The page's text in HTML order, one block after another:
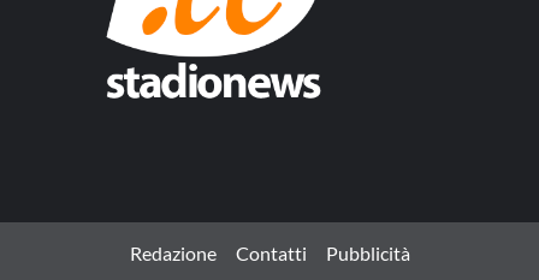
Redazione Contatti Pubblicità